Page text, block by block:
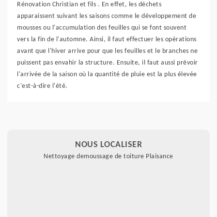
Rénovation Christian et fils . En effet, les déchets
apparaissent suivant les saisons comme le développement de
mousses ou l'accumulation des feuilles qui se font souvent
vers la fin de l'automne. Ainsi, il faut effectuer les opérations
avant que l'hiver arrive pour que les feuilles et le branches ne
puissent pas envahir la structure. Ensuite, il faut aussi prévoir
l'arrivée de la saison où la quantité de pluie est la plus élevée
c'est-à-dire l'été.
NOUS LOCALISER
Nettoyage demoussage de toiture Plaisance